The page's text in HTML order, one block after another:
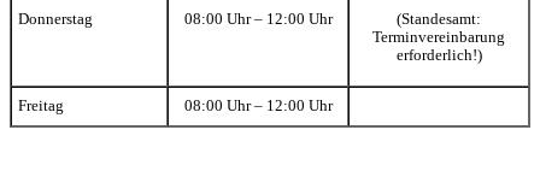
Donnerstag 08:00 Uhr – 12:00 Uhr
(Standesamt:
Terminvereinbarung
erforderlich!)
Freitag 08:00 Uhr – 12:00 Uhr